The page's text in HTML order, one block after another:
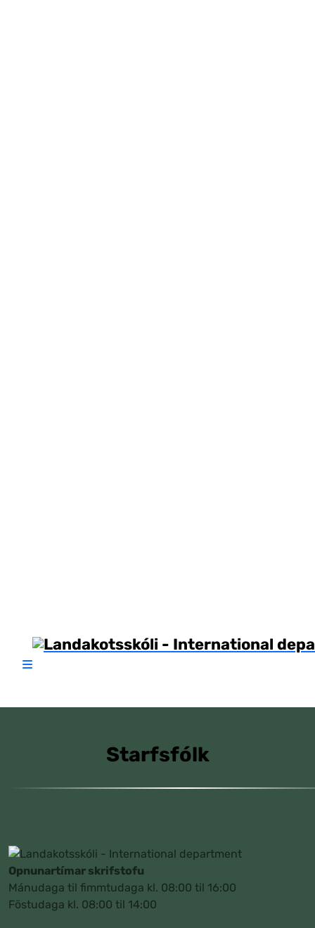
Starfsfólk
Opnunartímar skrifstofu
Mánudaga til fimmtudaga kl. 08:00 til 16:00
Föstudaga kl. 08:00 til 14:00